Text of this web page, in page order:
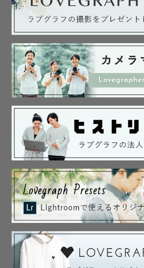
気になる事はなんでもご相談下さい🙆‍♀️
ドレス、和装のお衣装の扱いはもちろん
ブーケやベール、和傘等の小物を生かし
ださい✨
子供が大好きです♡
いつも全力で一緒に遊びます！笑
子供のペースを第一に尊重して撮影は行
笑顔も泣き顔も、わがままも甘えんぼも
ありのままの姿を切り取り、その子だけ
ましょう！
そして、そんなお子さんの写真がパパ
力になって欲しいな〜と思っております
その他にも、フレンド、カップル、マタ
の撮影経験があります🌟
ぜひアルバムをご覧下さい。